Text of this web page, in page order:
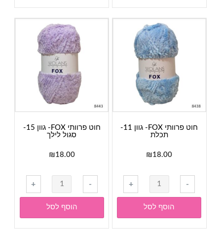
FOX-
גוון
04-
ורוד
בהיר
FOX-
גוון
06-
ורוד
חוט פרוותי FOX- גוון 11-
תכלת
₪18.00
-
כמות
של
חוט
פרוותי
FOX-
+
הוסף לסל
חוט פרוותי FOX- גוון 15-
סגול לילך
₪18.00
-
כמות
של
חוט
פרוותי
FOX-
+
הוסף לסל